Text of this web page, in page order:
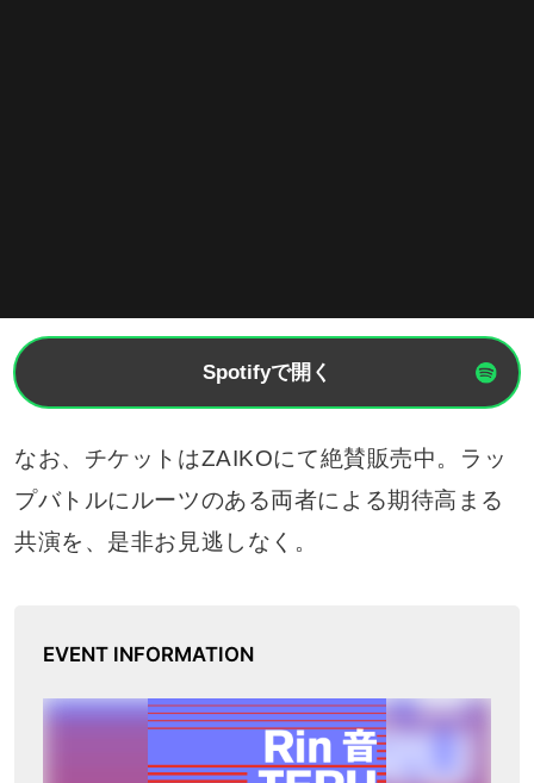
Spotifyで開く
なお、チケットはZAIKOにて絶賛販売中。ラッ
プバトルにルーツのある両者による期待高まる
共演を、是非お見逃しなく。
EVENT INFORMATION